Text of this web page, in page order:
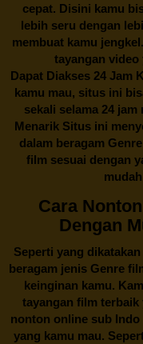
cepat. Disini kamu
lebih seru dengan
membuat kamu
tayangan video
Dapat Diakses 24 Jam
kamu mau, situs ini
sekali selama 24
Menarik Situs ini
dalam beragam
film sesuai dengan
Cara
Dengan
Seperti yang
beragam jenis Genre
keinginan kamu.
tayangan film terbaik
nonton online sub Indo
yang kamu mau.